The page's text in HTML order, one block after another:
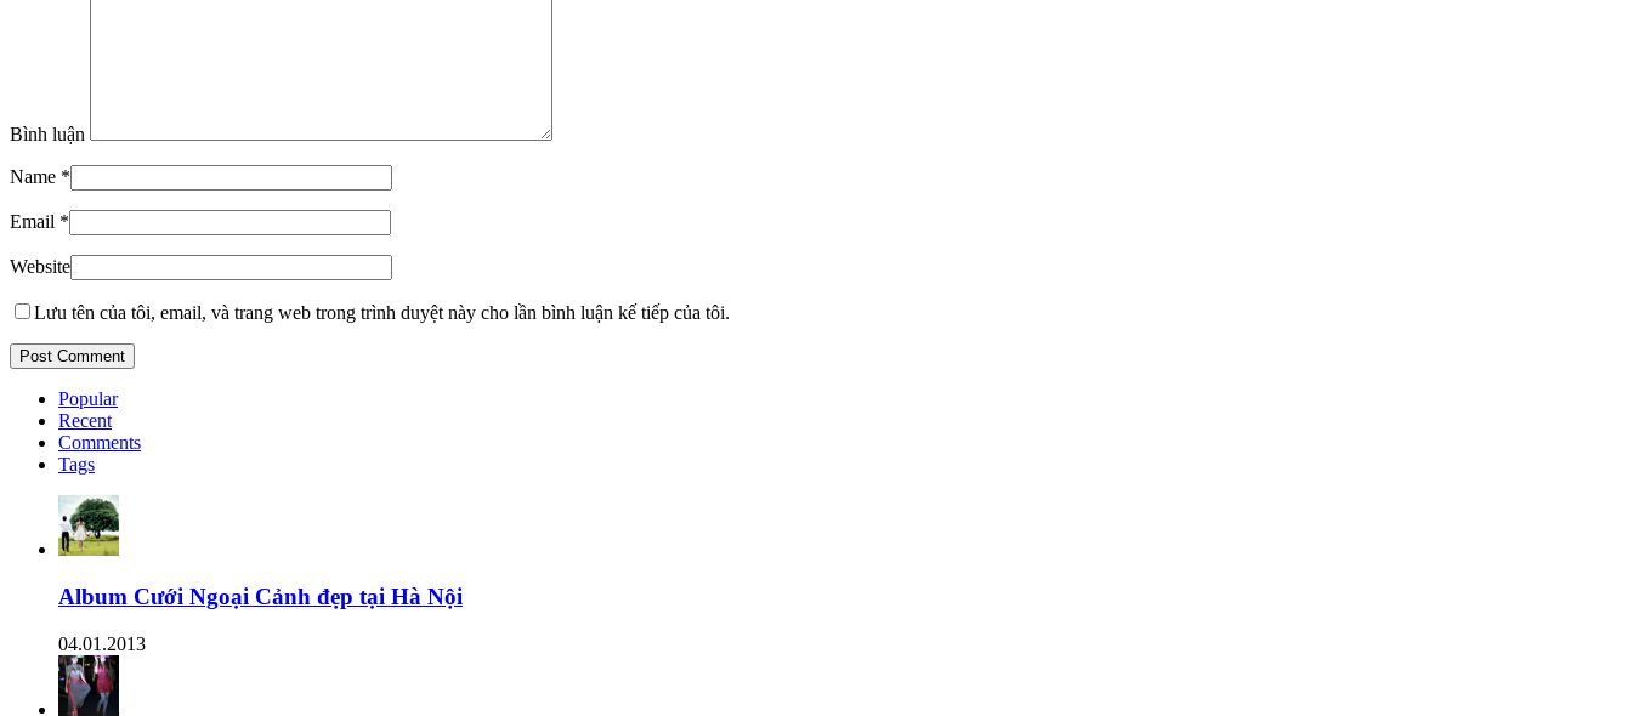
Bình luận
Name *
Email *
Website
Lưu tên của tôi, email, và trang web trong trình duyệt này cho lần bình luận kế tiếp của tôi.
Popular
Recent
Comments
Tags
Album Cưới Ngoại Cảnh đẹp tại Hà Nội
04.01.2013